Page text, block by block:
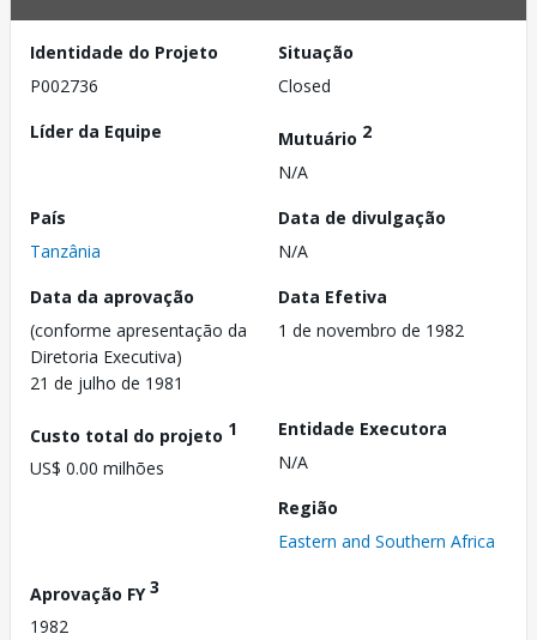
Identidade do Projeto
P002736
Situação
Closed
Líder da Equipe
Mutuário 2
N/A
País
Tanzânia
Data de divulgação
N/A
Data da aprovação
(conforme apresentação da
Diretoria Executiva)
21 de julho de 1981
Data Efetiva
1 de novembro de 1982
Custo total do projeto 1
US$ 0.00 milhões
Entidade Executora
N/A
Região
Eastern and Southern Africa
Aprovação FY3
1982